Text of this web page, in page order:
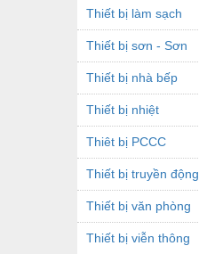
Thiết bị làm sạch
Thiết bị sơn - Sơn
Thiết bị nhà bếp
Thiết bị nhiệt
Thiêt bị PCCC
Thiết bị truyền động
Thiết bị văn phòng
Thiết bị viễn thông